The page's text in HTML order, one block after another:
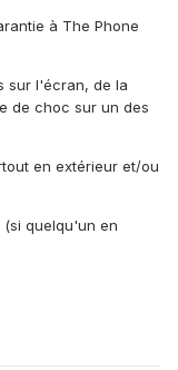
à The Phone
sur l'écran, de la
de choc sur un des
en extérieur et/ou
quelqu'un en